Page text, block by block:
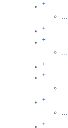
+
...
+
+
+
+
+
+